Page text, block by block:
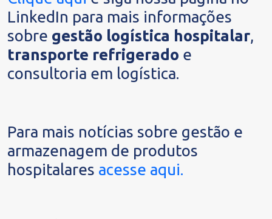
LinkedIn para mais informações
sobre gestão logística hospitalar,
transporte refrigerado e
consultoria em logística.
Para mais notícias sobre gestão e
armazenagem de produtos
hospitalares acesse aqui.